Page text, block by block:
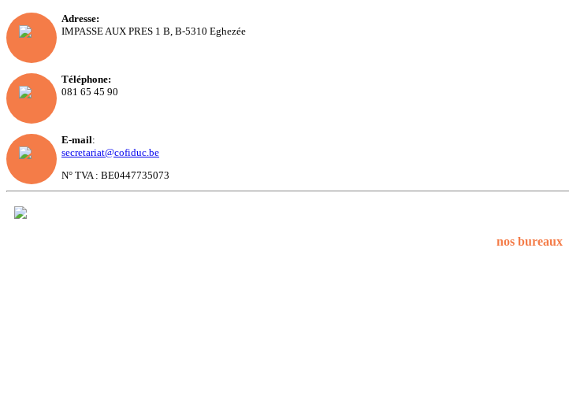
Adresse:
IMPASSE AUX PRES 1 B, B-5310 Eghezée
Téléphone:
081 65 45 90
E-mail:
secretariat@cofiduc.be
N° TVA : BE0447735073
nos bureaux